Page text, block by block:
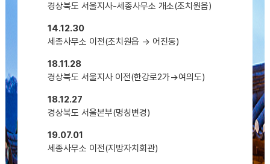
경상북도 서울지사-세종사무소 개소(조치원읍)
14.12.30
세종사무소 이전(조치원읍 → 어진동)
18.11.28
경상북도 서울지사 이전(한강로2가→여의도)
18.12.27
경상북도 서울본부(명칭변경)
19.07.01
세종사무소 이전(지방자치회관)